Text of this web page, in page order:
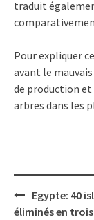
traduit
Pour expliquer
avant le
de production
arbres dans les
Post
navigation
Egypte: 40
éliminés en